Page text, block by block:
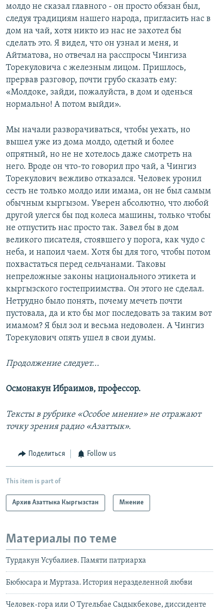
молдо не сказал главного - он просто обязан был,
следуя традициям нашего народа, пригласить нас в
дом на чай, хотя никто из нас не захотел бы
сделать это. Я видел, что он узнал и меня, и
Айтматова, но отвечал на расспросы Чингиза
Торекуловича с железным лицом. Пришлось,
прервав разговор, почти грубо сказать ему:
«Молдоке, зайди, пожалуйста, в дом и оденься
нормально! А потом выйди».
Мы начали разворачиваться, чтобы уехать, но
вышел уже из дома молдо, одетый и более
опрятный, но не не хотелось даже смотреть на
него. Вроде он что-то говорил про чай, а Чингиз
Торекулович вежливо отказался. Человек уронил
сесть не только молдо или имама, он не был самым
обычным кыргызом. Уверен абсолютно, что любой
другой улегся бы под колеса машины, только чтобы
не отпустить нас просто так. Завел бы в дом
великого писателя, стоявшего у порога, как чудо с
неба, и напоил чаем. Хотя бы для того, чтобы потом
похвастаться перед сельчанами. Таковы
непреложные законы национального этикета и
кыргызского гостеприимства. Он этого не сделал.
Нетрудно было понять, почему мечеть почти
пустовала, да и кто бы мог последовать за таким вот
имамом? Я был зол и весьма недоволен. А Чингиз
Торекулович опять ушел в свои думы.
Продолжение следует...
Осмонакун Ибраимов, профессор.
Тексты в рубрике «Особое мнение» не отражают
точку зрения радио «Азаттык».
Поделиться Follow us
This item is part of
Архив Азаттыка Кыргызстан Мнение
Материалы по теме
Турдакун Усубалиев. Памяти патриарха
Бюбюсара и Муртаза. История неразделенной любви
Человек-гора или О Тугельбае Сыдыкбекове, диссиденте